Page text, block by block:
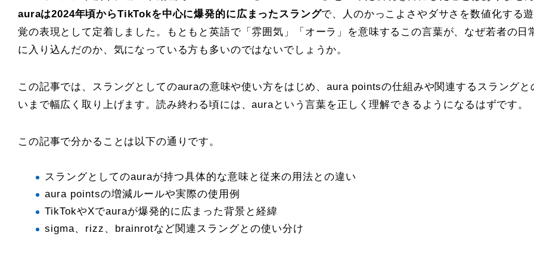
auraは2024年頃からTikTokを中心に爆発的に広まったスラングで、人のかっこよさやダサさを数値化する
覚の表現として定着しました。もともと英語で「雰囲気」「オーラ」を意味するこの言葉が、なぜ若者の日
に入り込んだのか、気になっている方も多いのではないでしょうか。
この記事では、スラングとしてのauraの意味や使い方をはじめ、aura pointsの仕組みや関連するスラングと
いまで幅広く取り上げます。読み終わる頃には、auraという言葉を正しく理解できるようになるはずです。
この記事で分かることは以下の通りです。
スラングとしてのauraが持つ具体的な意味と従来の用法との違い
aura pointsの増減ルールや実際の使用例
TikTokやXでauraが爆発的に広まった背景と経緯
sigma、rizz、brainrotなど関連スラングとの使い分け